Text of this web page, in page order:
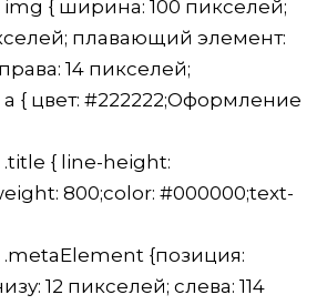
{ ширина: 100 пикселей;
плавающий элемент:
14 пикселей;
{ цвет: #222222;Оформление
{ line-height:
800;color: #000000;text-
{позиция:
12 пикселей; слева: 114